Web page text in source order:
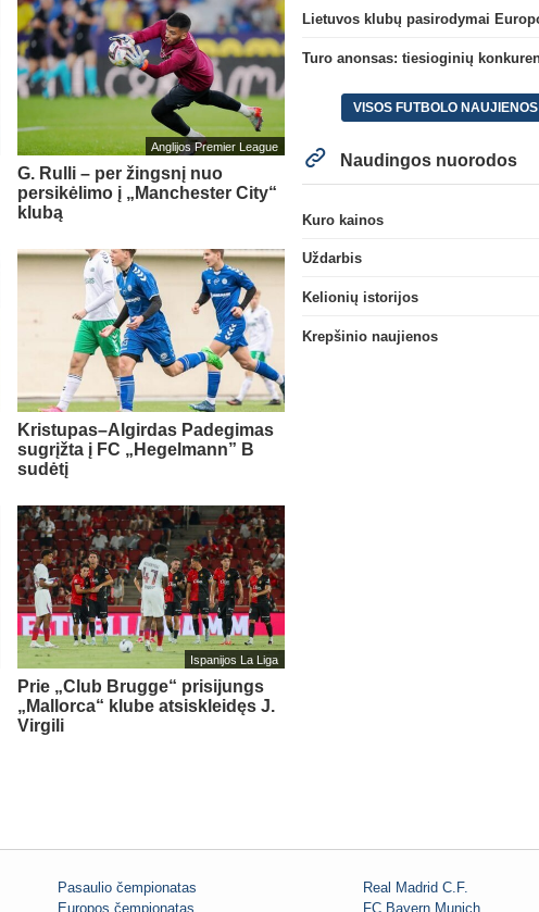
Anglijos Premier League
G. Rulli – per žingsnį nuo
persikėlimo į „Manchester City“
klubą
Kristupas–Algirdas Padegimas
sugrįžta į FC „Hegelmann” B
sudėtį
Ispanijos La Liga
Prie „Club Brugge“ prisijungs
„Mallorca“ klube atsiskleidęs J.
Virgili
VISOS FUTBOLO NAUJIENOS
Naudingos nuorodos
Kuro kainos
Uždarbis
Kelionių istorijos
Krepšinio naujienos
Pasaulio čempionatas
Europos čempionatas
Real Madrid C.F.
FC Bayern Munich